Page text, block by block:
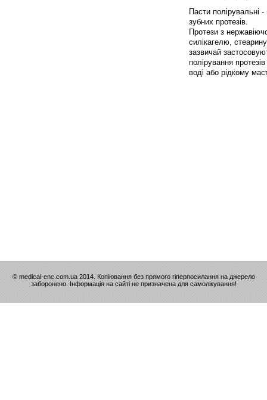
Пасти полірувальні
зубних протезів.
Протези з
силікагелю,
зазвичай
полірування
воді або рідкому
© medical-enc.com.ua 2014. Копіювання без прямого гіперпосилання на джерело
заборонено. Інформація на сайті не призначена для самолікування!